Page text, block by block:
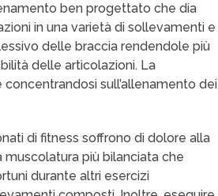
ben progettato che dia
in una varietà di sollevamenti e
delle braccia rendendole più
delle articolazioni. La
sull’allenamento dei
di fitness soffrono di dolore alla
più bilanciata che
durante altri esercizi